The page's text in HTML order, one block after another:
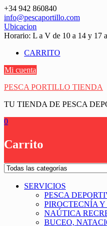
Saltar
contenido
+34 942 860840
info@pescaportillo.com
Ubicacion
Horario: L a V de 10 a 14 y 17
CARRITO
Mi cuenta
PESCA PORTILLO TIENDA
TU TIENDA DE PESCA
0
Carrito
SERVICIOS
PESCA
PIROCTECNÍA
NAÚTICA
BUCEO,